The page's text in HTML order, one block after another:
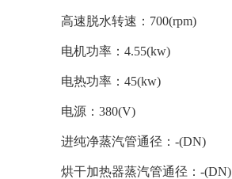
高速脱水转速：700(rpm)
电机功率：4.55(kw)
电热功率：45(kw)
电源：380(V)
进纯净蒸汽管通径：-(DN)
烘干加热器蒸汽管通径：-(DN)